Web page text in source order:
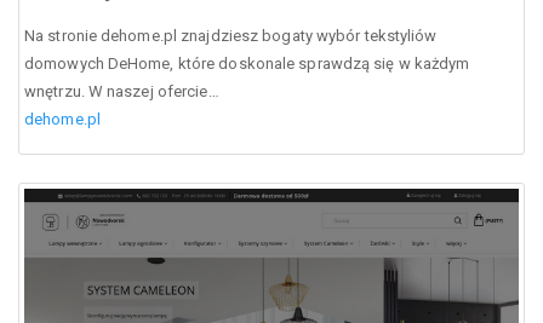
Na stronie dehome.pl znajdziesz bogaty wybór tekstyliów
domowych DeHome, które doskonale sprawdzą się w każdym
wnętrzu. W naszej ofercie…
dehome.pl